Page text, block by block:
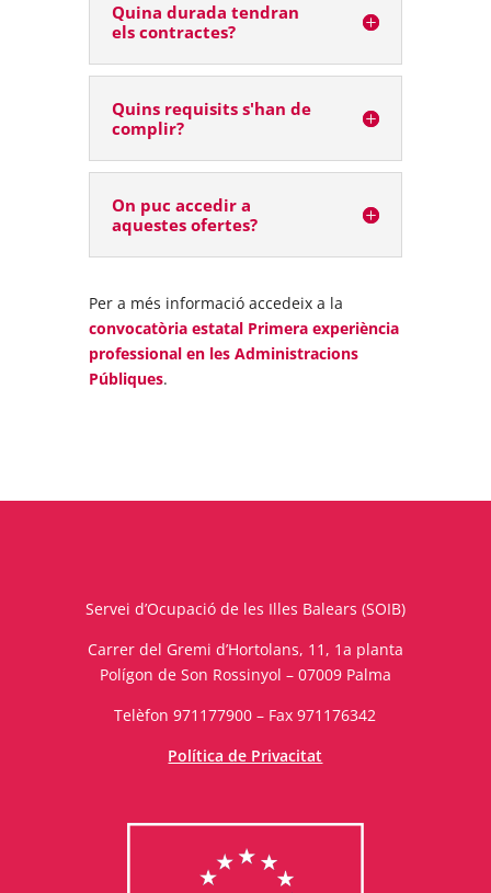
Quina durada tendran
els contractes?
Quins requisits s'han de
complir?
On puc accedir a
aquestes ofertes?
Per a més informació accedeix a la
convocatòria estatal Primera experiència
professional en les Administracions
Públiques.
Servei d’Ocupació de les Illes Balears (SOIB)
Carrer del Gremi d’Hortolans, 11, 1a planta
Polígon de Son Rossinyol – 07009 Palma
Telèfon 971177900 – Fax 971176342
Política de Privacitat